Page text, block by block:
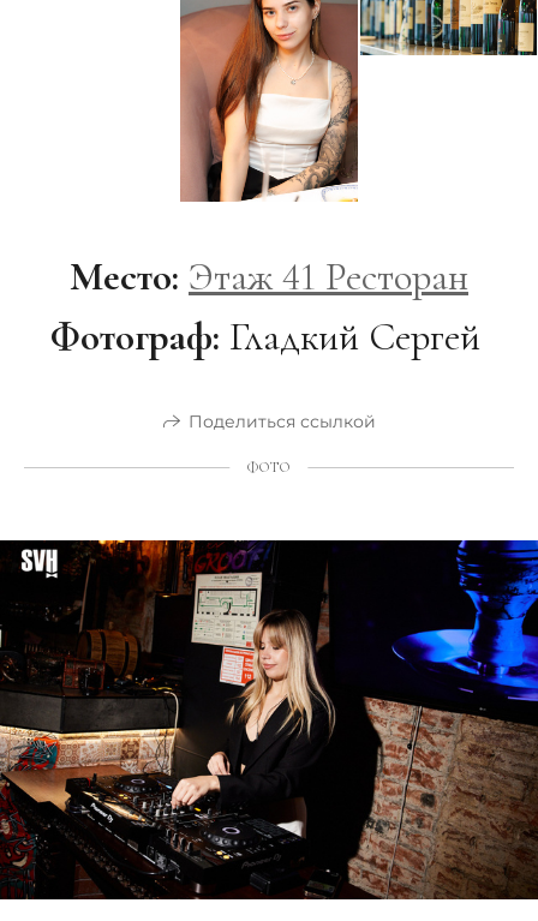
Место: Этаж 41 Ресторан
Фотограф: Гладкий Сергей
Поделиться ссылкой
ФОТО